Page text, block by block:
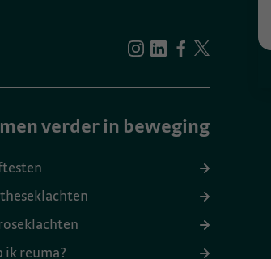
verder in beweging
ik reuma?